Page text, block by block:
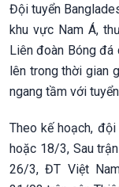
Đội tuyển
khu vực Nam Á,
Liên đoàn Bóng đá
lên trong thời gian
ngang tầm với
Theo kế hoạch,
hoặc 18/3, Sau
26/3, ĐT Việt